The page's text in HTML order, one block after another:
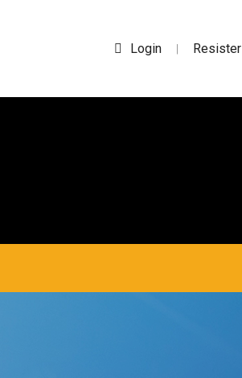
Login | Resister